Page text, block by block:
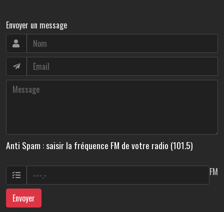
Envoyer un message
Anti Spam : saisir la fréquence FM de votre radio (101.5)
FM
Envoyer